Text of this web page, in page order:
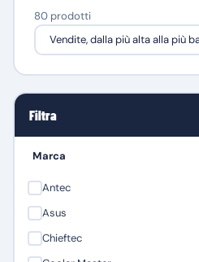
80 prodotti
Filtra
Marca
Antec
Asus
Chieftec